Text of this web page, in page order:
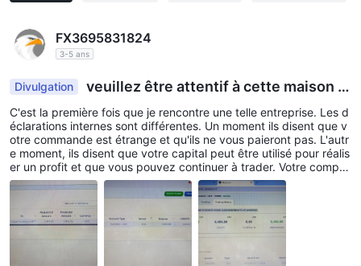
FX3695831824
3-5 ans
Divulgation
veuillez être attentif à cette maison d
e courtage
C'est la première fois que je rencontre une telle entreprise. Les d
éclarations internes sont différentes. Un moment ils disent que v
otre commande est étrange et qu'ils ne vous paieront pas. L'autr
e moment, ils disent que votre capital peut être utilisé pour réalis
er un profit et que vous pouvez continuer à trader. Votre compte
MT4 est bloqué sans aucune preuve. Je ne vous recommande p
as de l'utiliser. Tout dépend de vous. Il n'y a aucun système ni rè
gles du tout.